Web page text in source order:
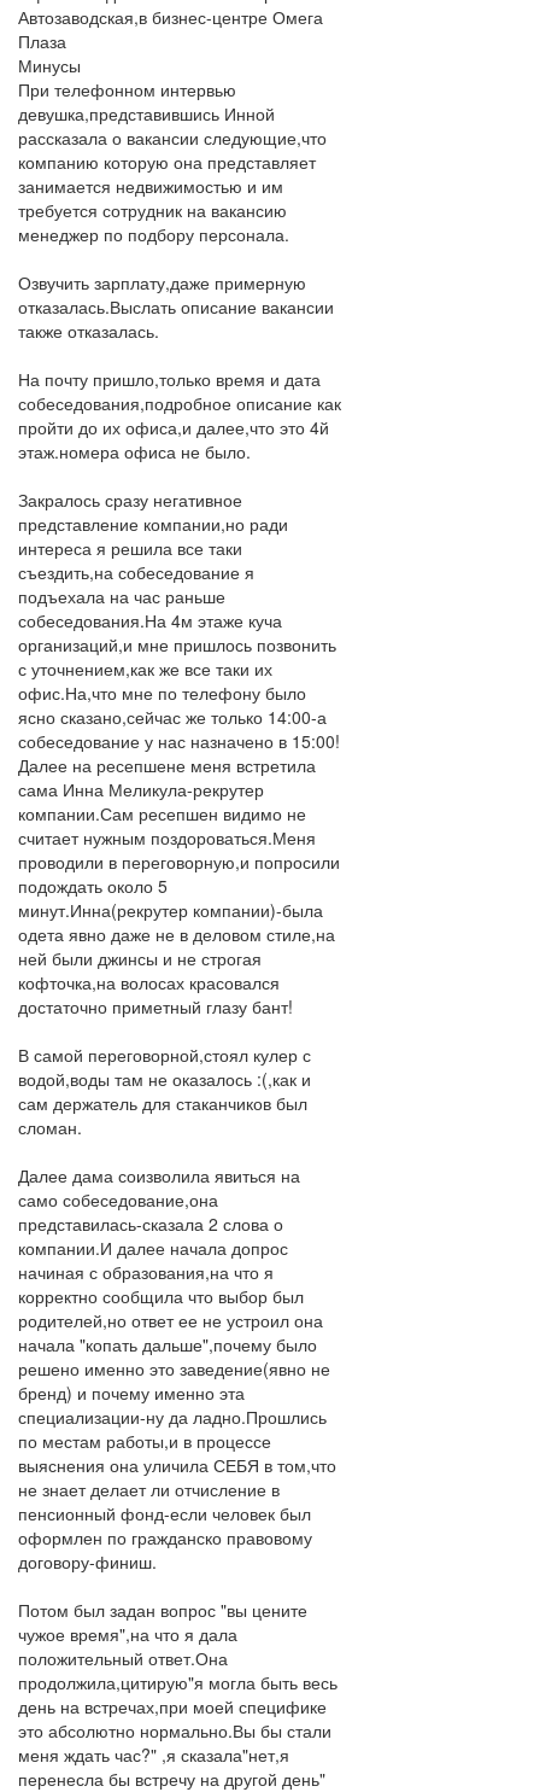
Автозаводская,в бизнес-центре Омега
Плаза
Минусы
При телефонном интервью
девушка,представившись Инной
рассказала о вакансии следующие,что
компанию которую она представляет
занимается недвижимостью и им
требуется сотрудник на вакансию
менеджер по подбору персонала.
Озвучить зарплату,даже примерную
отказалась.Выслать описание вакансии
также отказалась.
На почту пришло,только время и дата
собеседования,подробное описание как
пройти до их офиса,и далее,что это 4й
этаж.номера офиса не было.
Закралось сразу негативное
представление компании,но ради
интереса я решила все таки
съездить,на собеседование я
подъехала на час раньше
собеседования.На 4м этаже куча
организаций,и мне пришлось позвонить
с уточнением,как же все таки их
офис.На,что мне по телефону было
ясно сказано,сейчас же только 14:00-а
собеседование у нас назначено в 15:00!
Далее на ресепшене меня встретила
сама Инна Меликула-рекрутер
компании.Сам ресепшен видимо не
считает нужным поздороваться.Меня
проводили в переговорную,и попросили
подождать около 5
минут.Инна(рекрутер компании)-была
одета явно даже не в деловом стиле,на
ней были джинсы и не строгая
кофточка,на волосах красовался
достаточно приметный глазу бант!
В самой переговорной,стоял кулер с
водой,воды там не оказалось :(,как и
сам держатель для стаканчиков был
сломан.
Далее дама соизволила явиться на
само собеседование,она
представилась-сказала 2 слова о
компании.И далее начала допрос
начиная с образования,на что я
корректно сообщила что выбор был
родителей,но ответ ее не устроил она
начала "копать дальше",почему было
решено именно это заведение(явно не
бренд) и почему именно эта
специализации-ну да ладно.Прошлись
по местам работы,и в процессе
выяснения она уличила СЕБЯ в том,что
не знает делает ли отчисление в
пенсионный фонд-если человек был
оформлен по гражданско правовому
договору-финиш.
Потом был задан вопрос "вы цените
чужое время",на что я дала
положительный ответ.Она
продолжила,цитирую"я могла быть весь
день на встречах,при моей специфике
это абсолютно нормально.Вы бы стали
меня ждать час?" ,я сказала"нет,я
перенесла бы встречу на другой день"